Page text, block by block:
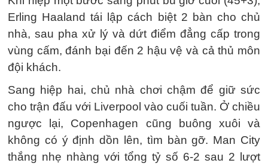
Erling Haaland tái lập cách biệt 2 bàn cho chủ
nhà, sau pha xử lý và dứt điểm đẳng cấp trong
vùng cấm, đánh bại đến 2 hậu vệ và cả thủ môn
đội khách.
Sang hiệp hai, chủ nhà chơi chậm để giữ sức
cho trận đấu với Liverpool vào cuối tuần. Ở chiều
ngược lại, Copenhagen cũng buông xuôi và
không có ý định dồn lên, tìm bàn gỡ. Man City
thắng nhẹ nhàng với tổng tỷ số 6-2 sau 2 lượt